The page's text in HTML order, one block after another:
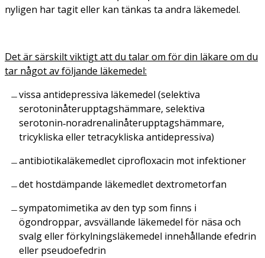
nyligen har tagit eller kan tänkas ta andra läkemedel.
Det är särskilt viktigt att du talar om för din läkare om du
tar något av följande läkemedel:
vissa antidepressiva läkemedel (selektiva
serotoninåterupptagshämmare, selektiva
serotonin‑noradrenalinåterupptagshämmare,
tricykliska eller tetracykliska antidepressiva)
antibiotikaläkemedlet ciprofloxacin mot infektioner
det hostdämpande läkemedlet dextrometorfan
sympatomimetika av den typ som finns i
ögondroppar, avsvällande läkemedel för näsa och
svalg eller förkylningsläkemedel innehållande efedrin
eller pseudoefedrin